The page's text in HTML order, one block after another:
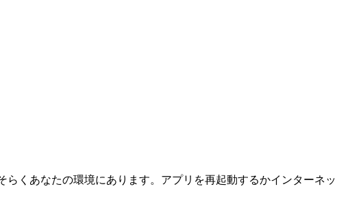
くあなたの環境にあります。アプリを再起動するかインターネ